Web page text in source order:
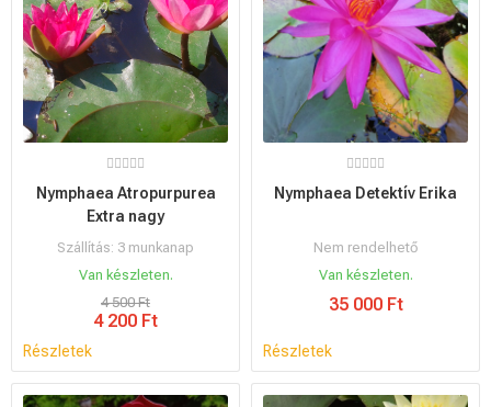
Nymphaea Atropurpurea
Extra nagy
Szállítás: 3 munkanap
Van készleten.
4 500 Ft
4 200 Ft
Részletek
Nymphaea Detektív Erika
Nem rendelhető
Van készleten.
35 000 Ft
Részletek